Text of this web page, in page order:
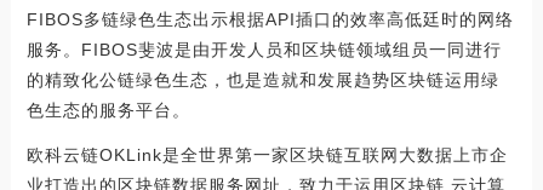
FIBOS多链绿色生态出示根据API插口的效率高低廷时的网络
服务。FIBOS斐波是由开发人员和区块链领域组员一同进行
的精致化公链绿色生态，也是造就和发展趋势区块链运用绿
色生态的服务平台。
欧科云链OKLink是全世界第一家区块链互联网大数据上市企
业打造出的区块链数据服务网址，致力于运用区块链 云计算